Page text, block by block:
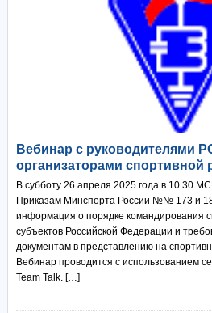
Вебинар с руководителями
организаторами
В субботу 26 апреля 2025 года в 10.30
Приказам Минспорта России №№ 173 и
информация о порядке командирования
субъектов Российской Федерации и
документам в представлению на
Вебинар проводится с использованием
Team Talk. […]